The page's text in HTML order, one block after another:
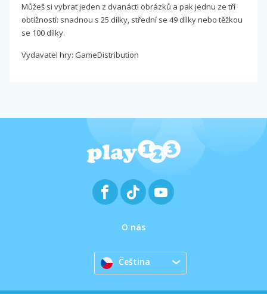
Můžeš si vybrat jeden z dvanácti obrázků a pak jednu ze tří
obtížností: snadnou s 25 dílky, střední se 49 dílky nebo těžkou
se 100 dílky.
Vydavatel hry: GameDistribution
O nás
Čeština